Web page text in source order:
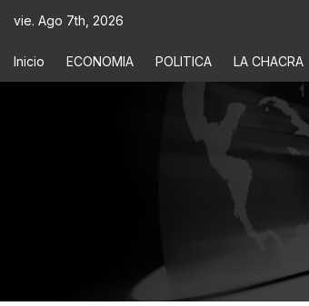
vie. Ago 7th, 2026
Inicio ECONOMIA POLITICA LA CHACRA